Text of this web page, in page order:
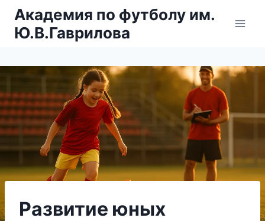
Перейти
содержимому
Академия по футболу им.
Ю.В.Гаврилова
Развитие юных